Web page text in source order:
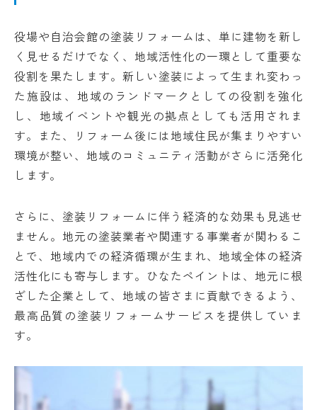
役場や自治会館の塗装リフォームは、単に建物を新し
く見せるだけでなく、地域活性化の一環として重要な
役割を果たします。新しい塗装によって生まれ変わっ
た施設は、地域のランドマークとしての役割を強化
し、地域イベントや観光の拠点としても活用されま
す。また、リフォーム後には地域住民が集まりやすい
環境が整い、地域のコミュニティ活動がさらに活発化
します。
さらに、塗装リフォームに伴う経済的な効果も見逃せ
ません。地元の塗装業者や関連する事業者が関わるこ
とで、地域内での経済循環が生まれ、地域全体の経済
活性化にも寄与します。ひなたペイントは、地元に根
ざした企業として、地域の皆さまに貢献できるよう、
最高品質の塗装リフォームサービスを提供していま
す。